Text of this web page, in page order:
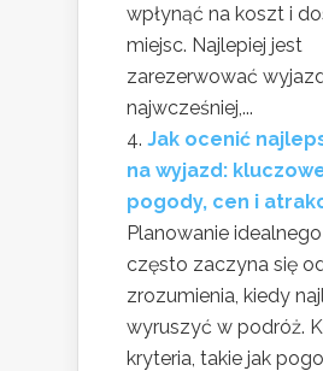
wpłynąć na koszt i
miejsc. Najlepiej jest
zarezerwować
najwcześniej,...
Jak ocenić
na wyjazd:
pogody, cen i
Planowanie
często zaczyna się
zrozumienia, kiedy
wyruszyć w podróż.
kryteria, takie jak